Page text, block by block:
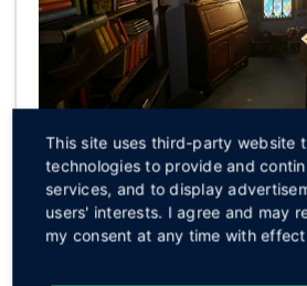
Informationen:
→ persönlicher Game Master als
This site uses third-party website
technologies to provide and
services, and to display
users' interests. I agree and may
my consent at any time with